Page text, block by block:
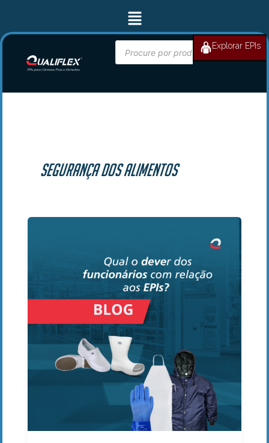
conteúdo
Menu
produtos
BUSCAR
Explorar EPIs
segurança dos alimentos